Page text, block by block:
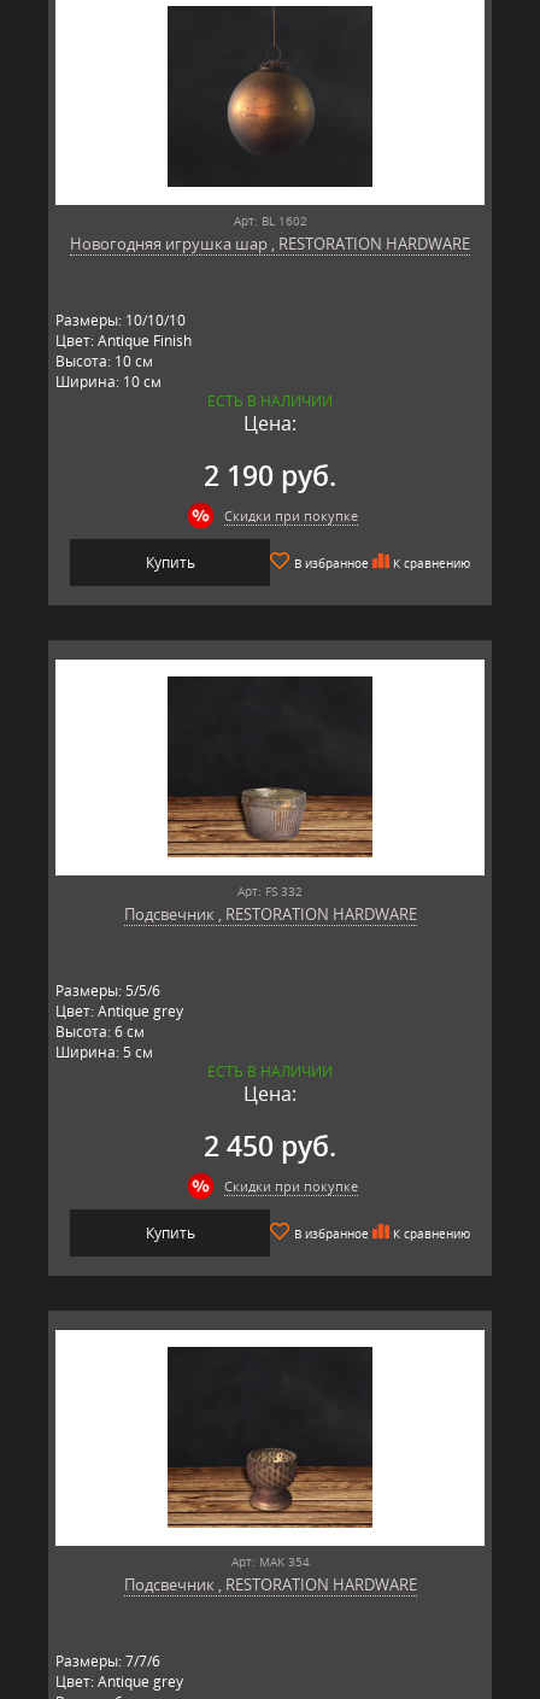
Арт: BL 1602
Новогодняя игрушка шар , RESTORATION HARDWARE
Размеры: 10/10/10
Цвет: Antique Finish
Высота: 10 см
Ширина: 10 см
ЕСТЬ В НАЛИЧИИ
Цена:
2 190 руб.
Скидки при покупке
Купить В избранное К сравнению
Арт: FS 332
Подсвечник , RESTORATION HARDWARE
Размеры: 5/5/6
Цвет: Antique grey
Высота: 6 см
Ширина: 5 см
ЕСТЬ В НАЛИЧИИ
Цена:
2 450 руб.
Скидки при покупке
Купить В избранное К сравнению
Арт: MAK 354
Подсвечник , RESTORATION HARDWARE
Размеры: 7/7/6
Цвет: Antique grey